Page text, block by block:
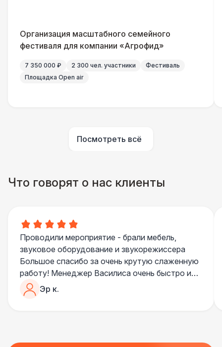
Организация масштабного семейного
фестиваля для компании «Агрофид»
7 350 000 ₽ 2 300 чел. участники
Фестиваль
Площадка Open air
Посмотреть всё
Что говорят о нас клиенты
Проводили мероприятие - брали мебель,
звуковое оборудование и звукорежиссера
Большое спасибо за очень крутую слаженную
работу! Менеджер Василиса очень быстро и
качественно обрабатывала все запросы,
пошла навстречу во многих моментах
Все приехало вовремя, в хорошем состоянии.
Эр к.